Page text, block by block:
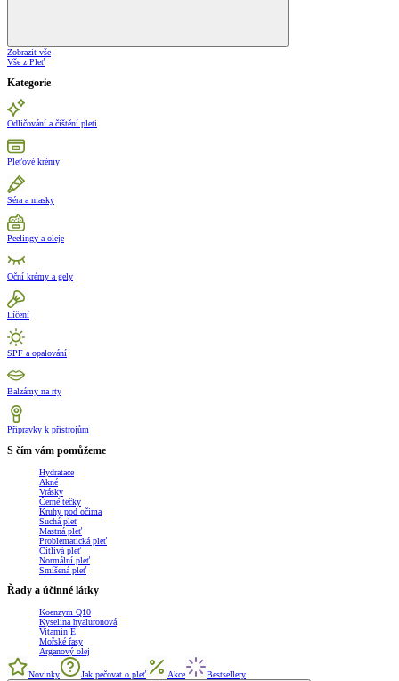
Zobrazit vše
Vše z Pleť
Kategorie
Odličování a čištění pleti
Pleťové krémy
Séra a masky
Peelingy a oleje
Oční krémy a gely
Líčení
SPF a opalování
Balzámy na rty
Přípravky k přístrojům
S čím vám pomůžeme
Hydratace
Akné
Vrásky
Černé tečky
Kruhy pod očima
Suchá pleť
Mastná pleť
Problematická pleť
Citlivá pleť
Normální pleť
Smíšená pleť
Řady a účinné látky
Koenzym Q10
Kyselina hyaluronová
Vitamin E
Mořské řasy
Arganový olej
Novinky Jak pečovat o pleť Akce Bestsellery